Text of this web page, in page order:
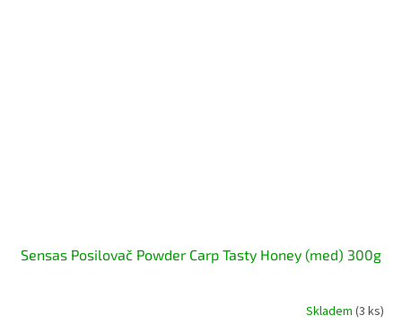
Sensas Posilovač Powder Carp Tasty Honey (med) 300g
Skladem (3 ks)